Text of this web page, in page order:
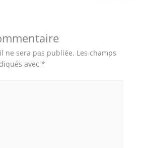
ne sera pas publiée. Les champs
avec *